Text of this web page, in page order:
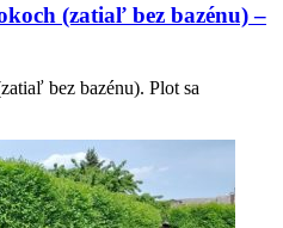
(zatiaľ bez bazénu) –
bez bazénu). Plot sa